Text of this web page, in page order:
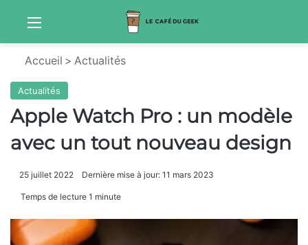
Menu
Accueil > Actualités
Actualités
Apple Watch Pro : un modèle
avec un tout nouveau design
25 juillet 2022 Dernière mise à jour: 11 mars 2023
Temps de lecture 1 minute